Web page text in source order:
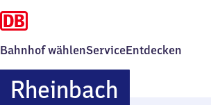
Bahnhof wählenServiceEntdecken
RheinbachRheinbach